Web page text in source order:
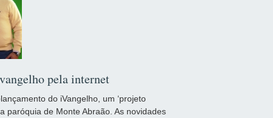
pela internet
do iVangelho, um ‘projeto
paróquia de Monte Abraão. As novidades